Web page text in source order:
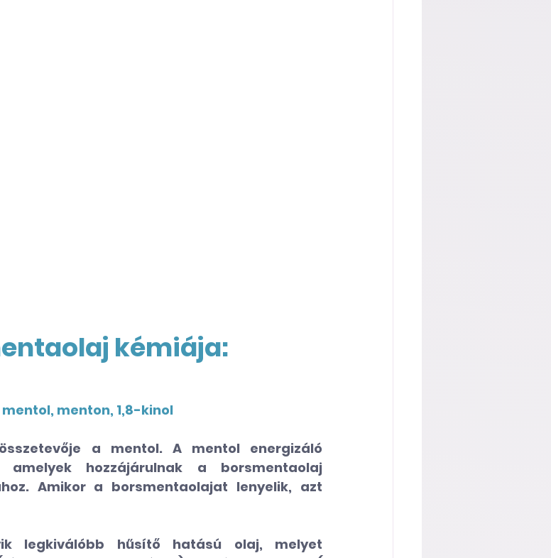
kémiája:
menton, 1,8-kinol
a mentol. A mentol energizáló
amelyek hozzájárulnak a borsmentaolaj
Amikor a borsmentaolajat lenyelik, azt
legkiválóbb hűsítő hatású olaj, melyet